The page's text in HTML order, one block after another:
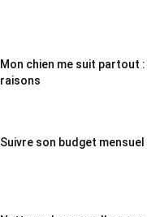
Mon chien me suit partout
raisons
Suivre son budget